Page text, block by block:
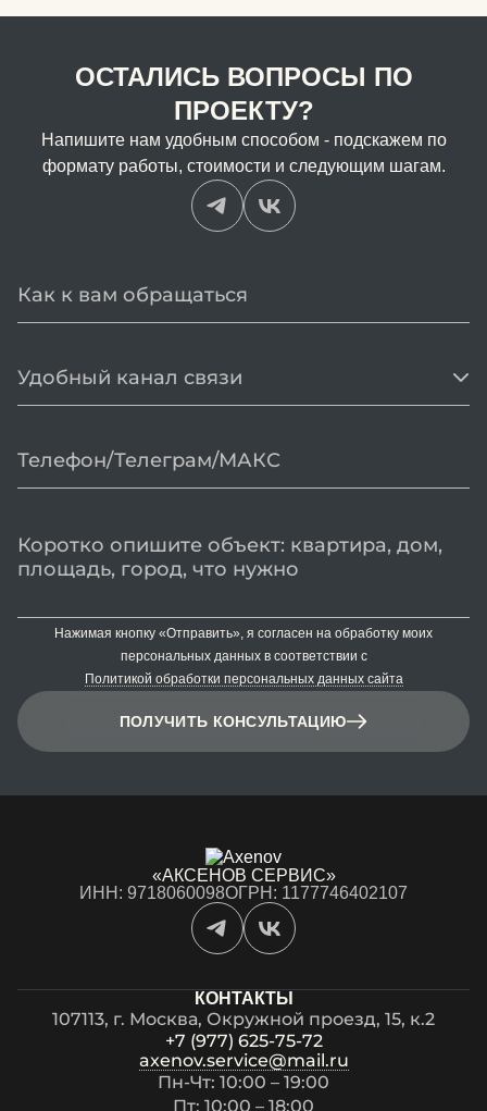
ОСТАЛИСЬ ВОПРОСЫ ПО
ПРОЕКТУ?
Напишите нам удобным способом - подскажем по
формату работы, стоимости и следующим шагам.
Удобный канал связи
ПОЛУЧИТЬ КОНСУЛЬТАЦИЮ
Нажимая кнопку «Отправить», я согласен на обработку моих
персональных данных в соответствии с
Политикой обработки персональных данных сайта
«АКСЕНОВ СЕРВИС»
ИНН: 9718060098ОГРН: 1177746402107
КОНТАКТЫ
107113, г. Москва, Окружной проезд, 15, к.2
+7 (977) 625-75-72
axenov.service@mail.ru
Пн-Чт: 10:00 – 19:00
Пт: 10:00 – 18:00